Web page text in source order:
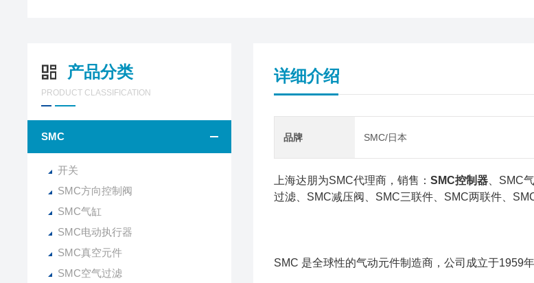
产品分类
PRODUCT CLASSIFICATION
SMC
开关
SMC方向控制阀
SMC气缸
SMC电动执行器
SMC真空元件
SMC空气过滤
详细介绍
品牌 SMC/日本
上海达朋为SMC代理商，销售： SMC控制器、SMC
过滤、SMC减压阀、SMC三联件、SMC两联件、
SMC 是全球性的气动元件制造商，公司成立于1959